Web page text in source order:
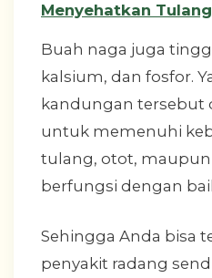
Menyehatkan Tulang
Buah naga juga
kalsium, dan fosfor.
kandungan tersebut
untuk memenuhi
tulang, otot, maupun
berfungsi dengan
Sehingga Anda bisa
penyakit radang